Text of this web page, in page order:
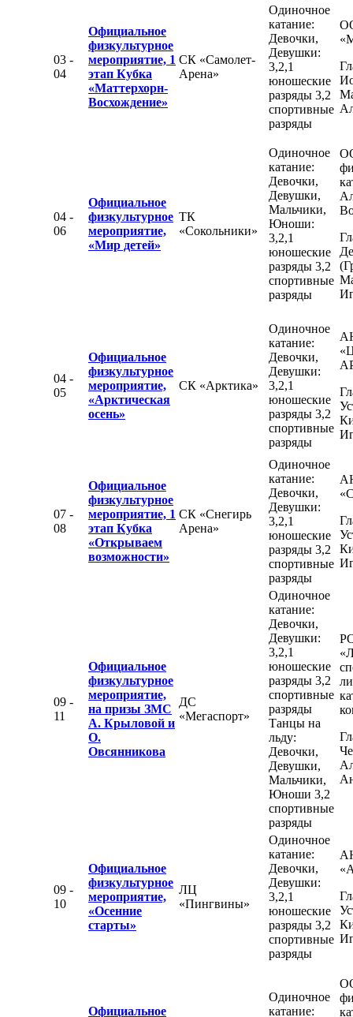
03 -
04
Официальное
физкультурное
мероприятие, 1
этап Кубка
«Маттерхорн-
Восхождение»
СК «Самолет-
Арена»
Одиночное
катание:
Девочки,
Девушки:
3,2,1
юношеские
разряды 3,2
спортивные
разряды
04 -
06
Официальное
физкультурное
мероприятие,
«Мир детей»
ТК
«Сокольники»
Одиночное
катание:
Девочки,
Девушки,
Мальчики,
Юноши:
3,2,1
юношеские
разряды 3,2
спортивные
разряды
04 -
05
Официальное
физкультурное
мероприятие,
«Арктическая
осень»
СК «Арктика»
Одиночное
катание:
Девочки,
Девушки:
3,2,1
юношеские
разряды 3,2
спортивные
разряды
07 -
08
Официальное
физкультурное
мероприятие, 1
этап Кубка
«Открываем
возможности»
СК «Снегирь
Арена»
Одиночное
катание:
Девочки,
Девушки:
3,2,1
юношеские
разряды 3,2
спортивные
разряды
09 -
11
Официальное
физкультурное
мероприятие,
на призы ЗМС
А. Крыловой и
О.
Овсянникова
ДС
«Мегаспорт»
Одиночное
катание:
Девочки,
Девушки:
3,2,1
юношеские
разряды 3,2
спортивные
разряды
Танцы на
льду:
Девочки,
Девушки,
Мальчики,
Юноши 3,2
спортивные
разряды
09 -
10
Официальное
физкультурное
мероприятие,
«Осенние
старты»
ЛЦ
«Пингвины»
Одиночное
катание:
Девочки,
Девушки:
3,2,1
юношеские
разряды 3,2
спортивные
разряды
Официальное
Одиночное
катание: